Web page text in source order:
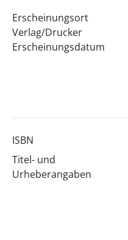
Erscheinungsort
Verlag/Drucker
Erscheinungsdatum
ISBN
Titel- und
Urheberangaben